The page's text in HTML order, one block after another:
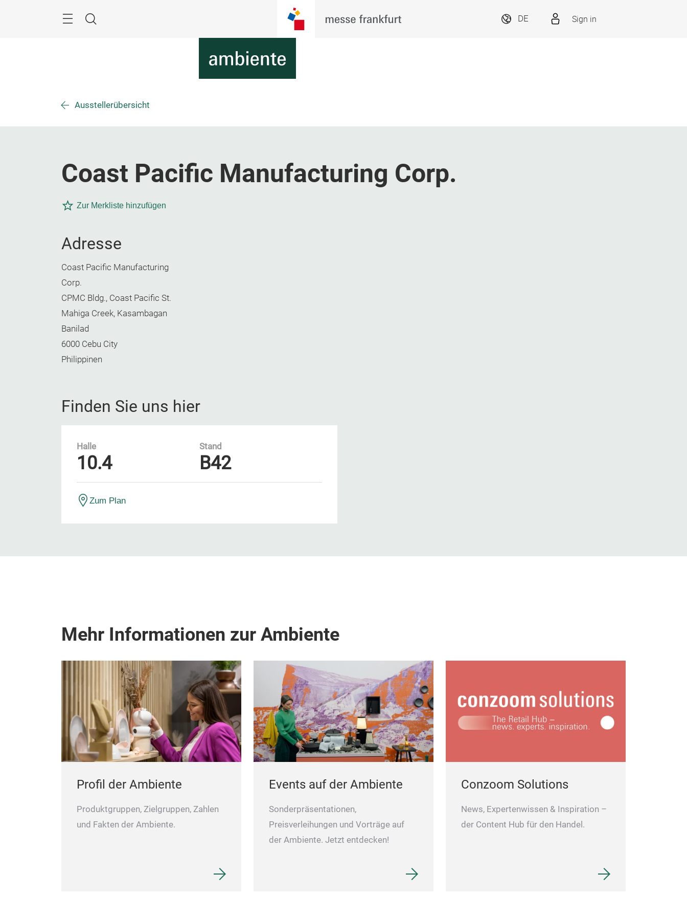
Suche
DE Sign in
Ausstellerübersicht
Coast Pacific Manufacturing Corp.
Zur Merkliste hinzufügen
Adresse
Coast Pacific Manufacturing
Corp.
CPMC Bldg., Coast Pacific St.
Mahiga Creek, Kasambagan
Banilad
6000 Cebu City
Philippinen
Finden Sie uns hier
Halle
10.4
Stand
B42
Zum Plan
Mehr Informationen zur Ambiente
Profil der Ambiente
Produktgruppen, Zielgruppen, Zahlen
und Fakten der Ambiente.
Events auf der Ambiente
Sonderpräsentationen,
Preisverleihungen und Vorträge auf
der Ambiente. Jetzt entdecken!
Conzoom Solutions
News, Expertenwissen & Inspiration –
der Content Hub für den Handel.